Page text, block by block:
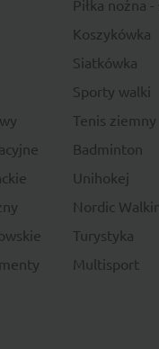
Piłka nożna
Koszykówka
Siatkówka
Sporty walki
Tenis ziemny
Badminton
Unihokej
Nordic
Turystyka
Multisport